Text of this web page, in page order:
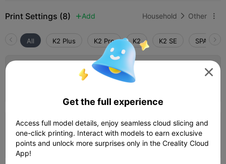
Print Settings (8)  Add Household  Other 
All K2 Plus K2 Pro K2 K2 SE SPARKX i7
0.2mm layer, 2 walls, 15% infill
Author 05h 04m
0.2mm layer, 2 walls, 15% infill
 03h 46m  1 plates  135.62g
 5.0

Get the full experience
Access full model details, enjoy seamless cloud slicing and
one-click printing. Interact with models to earn exclusive
points and unlock more surprises only in the Creality Cloud
App!